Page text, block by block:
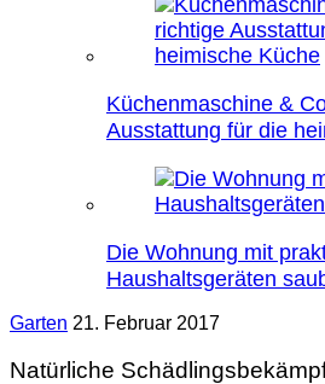
Küchenmaschine &
Ausstattung für die
Die Wohnung mit
Haushaltsgeräten
Garten 21. Februar 2017
Natürliche